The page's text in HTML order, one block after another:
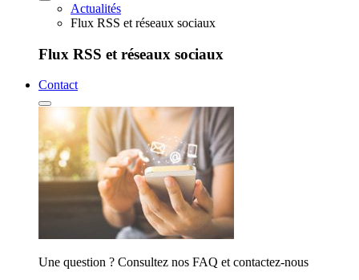
Actualités
Flux RSS et réseaux sociaux
Flux RSS et réseaux sociaux
Contact
Une question ? Consultez nos FAQ et contactez-nous